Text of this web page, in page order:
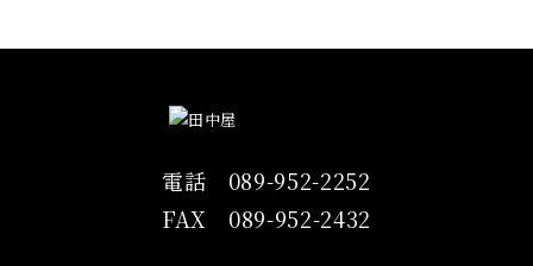
電話
089-952-2252
FAX
089-952-2432